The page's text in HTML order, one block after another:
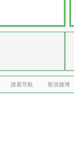
搜看导航 新浪微博